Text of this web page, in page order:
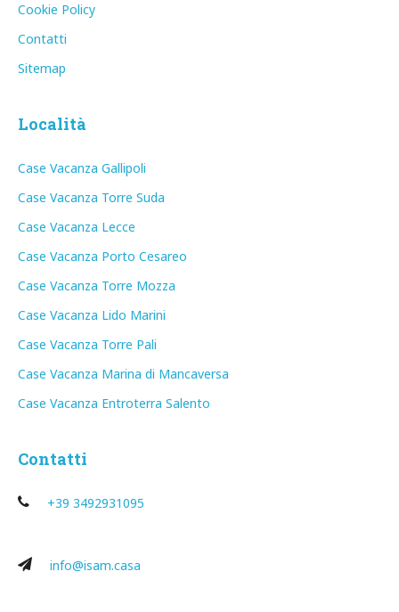
Cookie Policy
Contatti
Sitemap
Località
Case Vacanza Gallipoli
Case Vacanza Torre Suda
Case Vacanza Lecce
Case Vacanza Porto Cesareo
Case Vacanza Torre Mozza
Case Vacanza Lido Marini
Case Vacanza Torre Pali
Case Vacanza Marina di Mancaversa
Case Vacanza Entroterra Salento
Contatti
+39 3492931095
info@isam.casa